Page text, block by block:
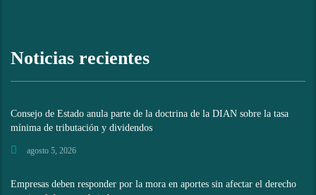
Noticias recientes
Consejo de Estado anula parte de la doctrina de la DIAN sobre la tasa
mínima de tributación y dividendos
agosto 5, 2026
Empresas deben responder por la mora en aportes sin afectar el derecho